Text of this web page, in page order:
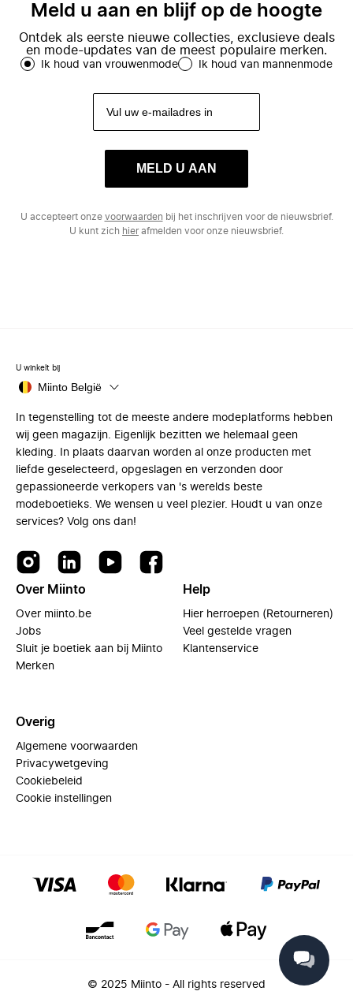
Meld u aan en blijf op de hoogte
Ontdek als eerste nieuwe collecties, exclusieve deals
en mode-updates van de meest populaire merken.
Ik houd van vrouwenmode Ik houd van mannenmode
MELD U AAN
U accepteert onze voorwaarden bij het inschrijven voor de nieuwsbrief.
U kunt zich hierafmelden voor onze nieuwsbrief.
U winkelt bij
Miinto België
In tegenstelling tot de meeste andere modeplatforms hebben
wij geen magazijn. Eigenlijk bezitten we helemaal geen
kleding. In plaats daarvan worden al onze producten met
liefde geselecteerd, opgeslagen en verzonden door
gepassioneerde verkopers van 's werelds beste
modeboetieks. We wensen u veel plezier. Houdt u van onze
services? Volg ons dan!
Over Miinto
Over miinto.be
Jobs
Sluit je boetiek aan bij Miinto
Merken
Help
Hier herroepen (Retourneren)
Veel gestelde vragen
Klantenservice
Overig
Algemene voorwaarden
Privacywetgeving
Cookiebeleid
Cookie instellingen
© 2025 Miinto - All rights reserved